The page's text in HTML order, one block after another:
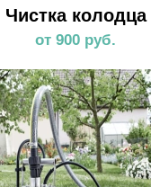
Чистка колодца
от 900 руб.